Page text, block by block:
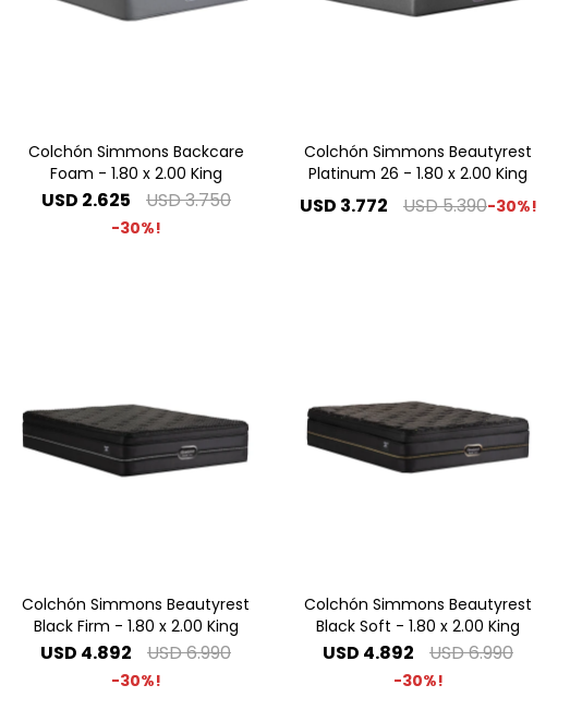
Colchón Simmons Backcare
Foam - 1.80 x 2.00 King
USD 2.625 USD3.750
30
Colchón Simmons Beautyrest
Platinum 26 - 1.80 x 2.00 King
USD 3.772 USD5.390 30
Colchón Simmons Beautyrest
Black Firm - 1.80 x 2.00 King
USD 4.892 USD6.990
30
Colchón Simmons Beautyrest
Black Soft - 1.80 x 2.00 King
USD 4.892 USD6.990
30